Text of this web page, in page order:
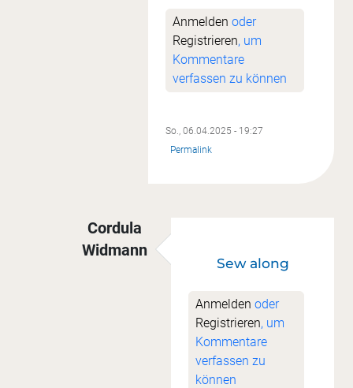
Anmelden oder
Registrieren, um
Kommentare
verfassen zu können
So., 06.04.2025 - 19:27
Permalink
Cordula
Widmann
Ich glaube....vonUte
Sew along
Anmelden oder
Registrieren, um
Kommentare
verfassen zu
können